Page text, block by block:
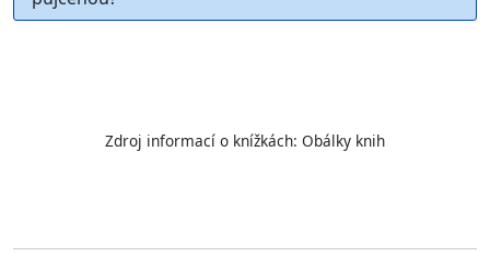
Zdroj informací o knížkách: Obálky knih